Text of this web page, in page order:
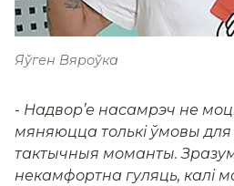
Яўген Вяроўка
- Надвор’е насамрэч не
мяняюцца толькі ўмовы для
тактычныя моманты.
некамфортна гуляць, калі